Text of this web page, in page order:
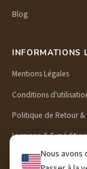
Nous avons
Blog
INFORMATIONS
Mentions Légales
Conditions
Politique de Retour
Livraison & Expédition
Politique de